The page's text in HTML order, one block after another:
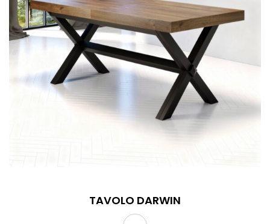
TAVOLO DARWIN